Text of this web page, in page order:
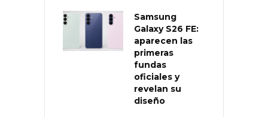
Samsung
Galaxy S26 FE:
aparecen las
primeras
fundas
oficiales y
revelan su
diseño